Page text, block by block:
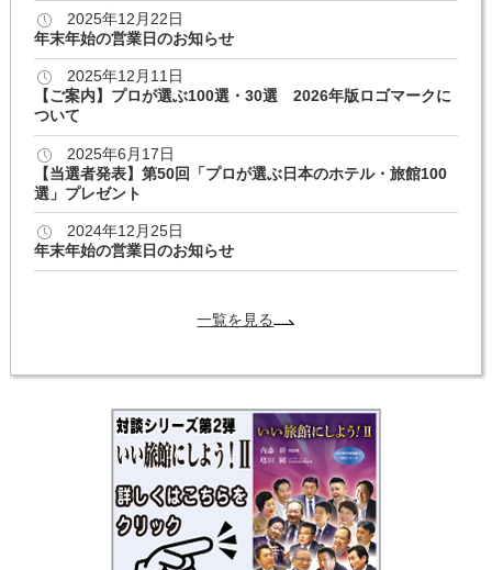
2025年12月22日
年末年始の営業日のお知らせ
2025年12月11日
【ご案内】プロが選ぶ100選・30選 2026年版ロゴマークに
ついて
2025年6月17日
【当選者発表】第50回「プロが選ぶ日本のホテル・旅館100
選」プレゼント
2024年12月25日
年末年始の営業日のお知らせ
一覧を見る